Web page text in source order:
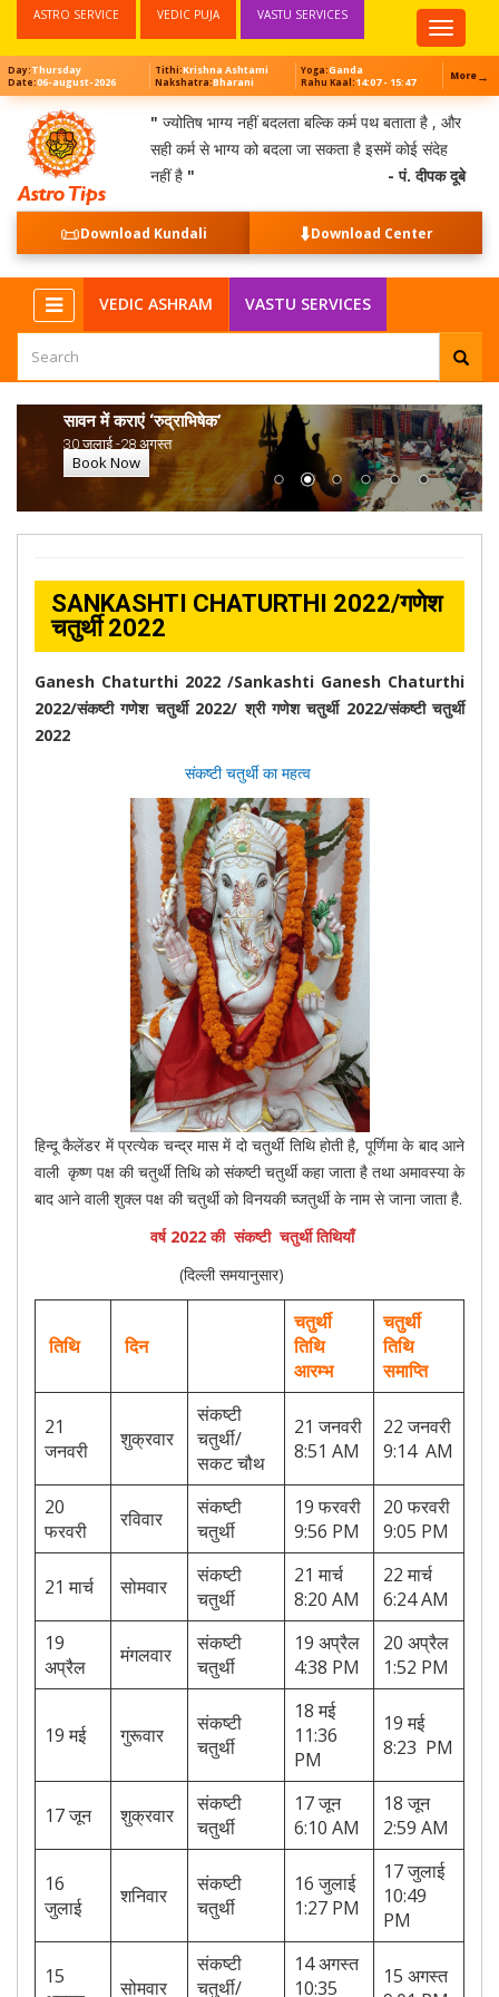
Top
Menu
ASTRO SERVICE VEDIC PUJA VASTU SERVICES
Day:Thursday
Date:06-august-2026
Tithi:Krishna Ashtami
Nakshatra:Bharani
Yoga:Ganda
Rahu Kaal:14:07 - 15:47 More→
" ज्योतिष भाग्य नहीं बदलता बल्कि कर्म पथ बताता है , और
सही कर्म से भाग्य को बदला जा सकता है इसमें कोई संदेह
नहीं है " - पं. दीपक दूबे
📜Download Kundali ⬇️Download Center
VEDIC ASHRAM VASTU SERVICES
सावन में कराएं ‘रुद्राभिषेक’
30 जुलाई -28 अगस्त
Book Now
SANKASHTI CHATURTHI 2022/गणेश
चतुर्थी 2022
Ganesh Chaturthi 2022 /Sankashti Ganesh Chaturthi
2022/संकष्टी गणेश चतुर्थी 2022/ श्री गणेश चतुर्थी 2022/संकष्टी चतुर्थी
2022
संकष्टी चतुर्थी का महत्व
हिन्दू कैलेंडर में प्रत्येक चन्द्र मास में दो चतुर्थी तिथि होती है, पूर्णिमा के बाद आने
वाली कृष्ण पक्ष की चतुर्थी तिथि को संकष्टी चतुर्थी कहा जाता है तथा अमावस्या के
बाद आने वाली शुक्ल पक्ष की चतुर्थी को विनयकी च्जतुर्थी के नाम से जाना जाता है.
वर्ष 2022 की संकष्टी चतुर्थी तिथियाँ
(दिल्ली समयानुसार)
तिथि दिन
चतुर्थी
तिथि
आरम्भ
चतुर्थी
तिथि
समाप्ति
21
जनवरी
शुक्रवार
संकष्टी
चतुर्थी/
सकट चौथ
21 जनवरी
8:51 AM
22 जनवरी
9:14 AM
20
फरवरी
रविवार
संकष्टी
चतुर्थी
19 फरवरी
9:56 PM
20 फरवरी
9:05 PM
21 मार्च सोमवार
संकष्टी
चतुर्थी
21 मार्च
8:20 AM
22 मार्च
6:24 AM
19
अप्रैल
मंगलवार
संकष्टी
चतुर्थी
19 अप्रैल
4:38 PM
20 अप्रैल
1:52 PM
19 मई गुरूवार
संकष्टी
चतुर्थी
18 मई
11:36
PM
19 मई
8:23 PM
17 जून शुक्रवार
संकष्टी
चतुर्थी
17 जून
6:10 AM
18 जून
2:59 AM
16
जुलाई
शनिवार
संकष्टी
चतुर्थी
16 जुलाई
1:27 PM
17 जुलाई
10:49
PM
15
सोमवार
संकष्टी
चतुर्थी/
14 अगस्त
10:35
15 अगस्त